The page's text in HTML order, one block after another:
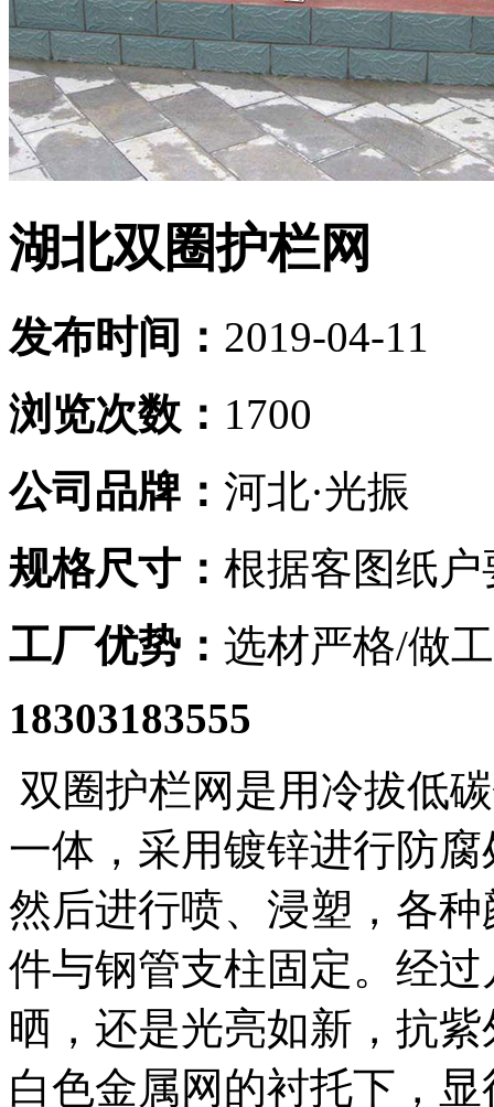
湖北双圈护栏网
发布时间： 2019-04-11
浏览次数： 1700
公司品牌： 河北·光振
规格尺寸： 根据客图纸
工厂优势： 选材严格/做
18303183555
双圈护栏网是用冷拔低
一体，采用镀锌进行防
然后进行喷、浸塑，各
件与钢管支柱固定。经
晒，还是光亮如新，抗
白色金属网的衬托下，